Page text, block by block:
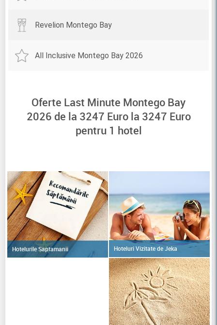
Revelion Montego Bay
All Inclusive Montego Bay 2026
Oferte Last Minute Montego Bay
2026 de la 3247 Euro la 3247 Euro
pentru 1 hotel
Hotelurile Saptamanii Hoteluri Vizitate de Jeka